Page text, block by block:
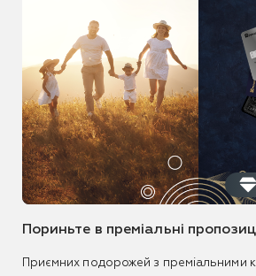
Пориньте в преміальні
Приємних подорожей з преміальними